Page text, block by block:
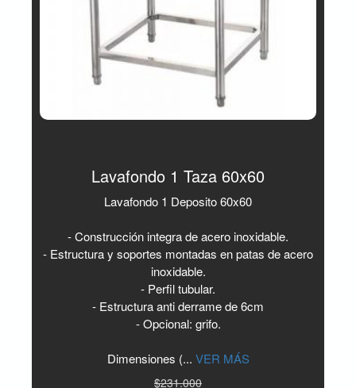
Lavafondo 1 Taza 60x60
Lavafondo 1 Deposito 60x60
- Construcción integra de acero inoxidable.
- Estructura y soportes montadas en patas de acero
inoxidable.
- Perfil tubular.
- Estructura anti derrame de 6cm
- Opcional: grifo.
Dimensiones (... VER MÁS
$231.000